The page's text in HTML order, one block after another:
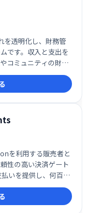
透明化し、財務管
です。収入と支出を
コミュニティの財務
性の高い資金管理を
す。
を利用する販売者と
性の高い決済ゲート
いを提供し、何百万
。「Pay With
の2つのパッケージ
。